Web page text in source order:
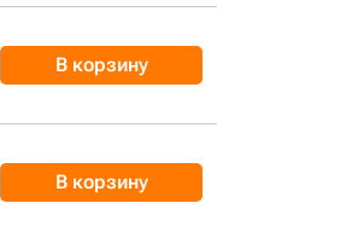
В корзину
В корзину